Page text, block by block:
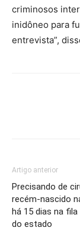
criminosos
inidôneo para
entrevista”,
Artigo anterior
Precisando de
recém-nascido
há 15 dias na
do estado